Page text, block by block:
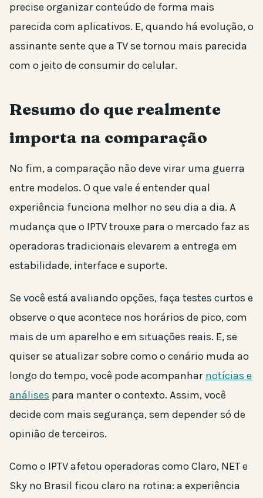
precise organizar conteúdo de forma mais
parecida com aplicativos. E, quando há evolução, o
assinante sente que a TV se tornou mais parecida
com o jeito de consumir do celular.
Resumo do que realmente
importa na comparação
No fim, a comparação não deve virar uma guerra
entre modelos. O que vale é entender qual
experiência funciona melhor no seu dia a dia. A
mudança que o IPTV trouxe para o mercado faz as
operadoras tradicionais elevarem a entrega em
estabilidade, interface e suporte.
Se você está avaliando opções, faça testes curtos e
observe o que acontece nos horários de pico, com
mais de um aparelho e em situações reais. E, se
quiser se atualizar sobre como o cenário muda ao
longo do tempo, você pode acompanhar notícias e
análises para manter o contexto. Assim, você
decide com mais segurança, sem depender só de
opinião de terceiros.
Como o IPTV afetou operadoras como Claro, NET e
Sky no Brasil ficou claro na rotina: a experiência